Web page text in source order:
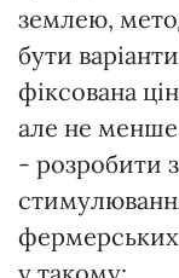
землею,
бути
фіксована
але не менше
- розробити